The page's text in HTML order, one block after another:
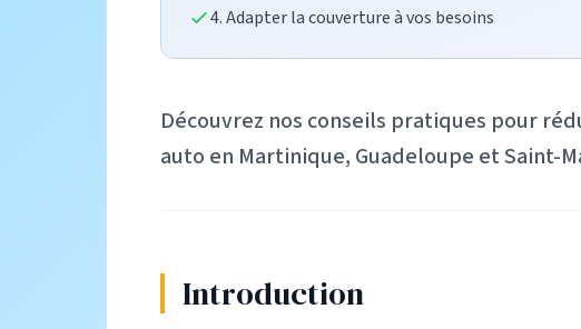
4. Adapter la couverture à vos besoins
Découvrez nos conseils pratiques pour
auto en Martinique, Guadeloupe et Saint-
Introduction